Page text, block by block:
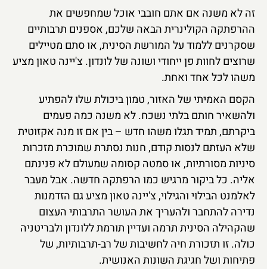
זה לא משנה אם אתם חובבי אוכל שמחפשים את
ההרפתקה הקולינרית הבאה שלכם, אספנים תרבותיים
שסקרנים ללמוד על המורשת הסינית, או סתם מטיילים
שרוצים לחוות פן ייחודי ושונה של לונדון. צ'יינה טאון מציע
משהו לכל אחד ואחת.
הקסם האמיתי של האזור, טמון ביכולת שלו להפתיע
ולהשאיר חותם בלתי נשכח. לא משנה כמה פעמים
ביקרתם, תמיד תגלו משהו חדש – בין אם זו מנה אקזוטית
שלא העזתם לנסות קודם, חנות נסתרת שמוכרת מזכרות
סיניות מסורתיות, או סמטה קסומה שמעולם לא פנינתם
אליה. כל ביקור מרגיש כמו הרפתקה חדשה. אבל מעבר
לאלמנט הבילוי והגילוי, צ'יינה טאון מציע גם הזדמנות
נדירה להתחבר ולהעריך את העושר התרבותי העצום
שהקהילה הסינית תרמה ועדיין תורמת ללונדון ולבריטניה
כולה. זו תזכורת חיה לחשיבות של רב-תרבותיות, של
פתיחות ושל חגיגת השונות האנושית.